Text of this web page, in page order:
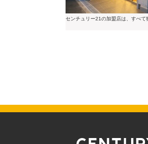
センチュリー21の加盟店は、すべて